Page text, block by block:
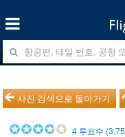
사진 검색으로 돌아가기
4 투표수 (3.75